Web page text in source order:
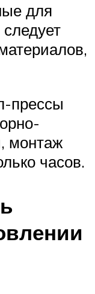
для
прессы
монтаж
часов.